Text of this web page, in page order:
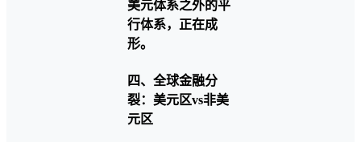
美元体系之外的平
行体系，正在成
形。
四、全球金融分
裂：美元区vs非美
元区